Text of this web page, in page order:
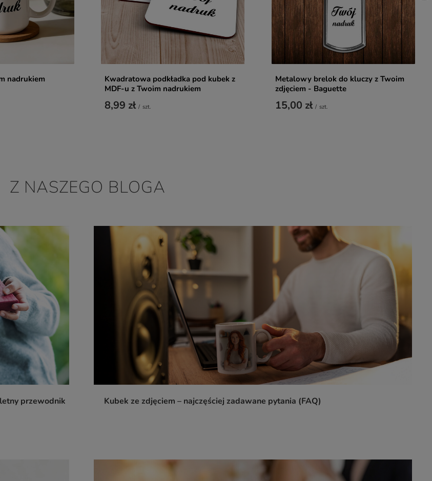
nadrukiem
Kwadratowa podkładka pod kubek z
MDF-u z Twoim nadrukiem
8,99 zł / szt.
Metalowy brelok do kluczy z Twoim
zdjęciem - Baguette
15,00 zł / szt.
Z NASZEGO BLOGA
przewodnik Kubek ze zdjęciem – najczęściej zadawane pytania (FAQ)